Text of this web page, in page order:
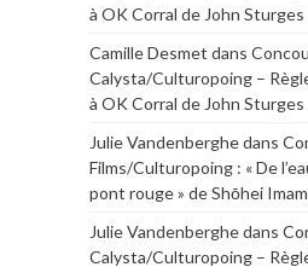
à OK Corral de John Sturges
Camille Desmet dans
Calysta/Culturopoing –
à OK Corral de John Sturges
Julie Vandenberghedans
Films/Culturopoing : « De
pont rouge » de Shōhei
Julie Vandenberghedans
Calysta/Culturopoing –